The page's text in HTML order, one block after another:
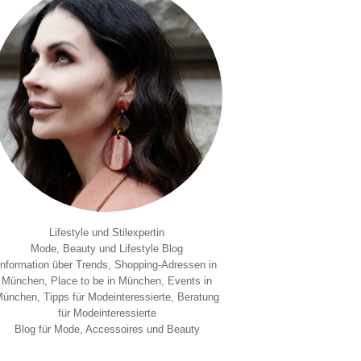
Lifestyle und Stilexpertin
Mode, Beauty und Lifestyle Blog
über Trends, Shopping-Adressen in
München, Place to be in München, Events in
Tipps für Modeinteressierte, Beratung
für Modeinteressierte
Blog für Mode, Accessoires und Beauty